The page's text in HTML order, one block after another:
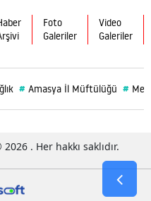
Foto
Galeriler
Video
Galeriler
# Amasya İl Müftülüğü #
. Her hakkı saklıdır.